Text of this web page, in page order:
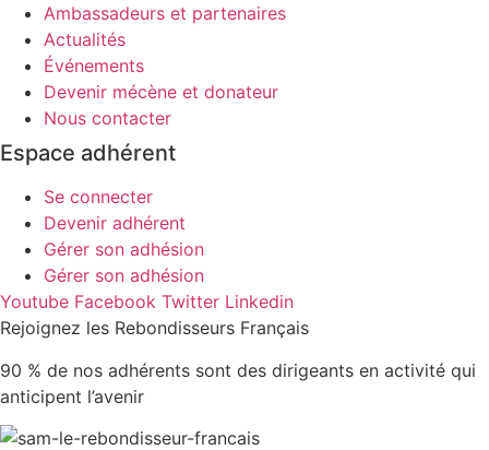
Ambassadeurs et partenaires
Actualités
Événements
Devenir mécène et donateur
Nous contacter
Espace adhérent
Se connecter
Devenir adhérent
Gérer son adhésion
Gérer son adhésion
Youtube Facebook Twitter Linkedin
Rejoignez les Rebondisseurs Français
90 % de nos adhérents sont des dirigeants en activité qui
anticipent l’avenir